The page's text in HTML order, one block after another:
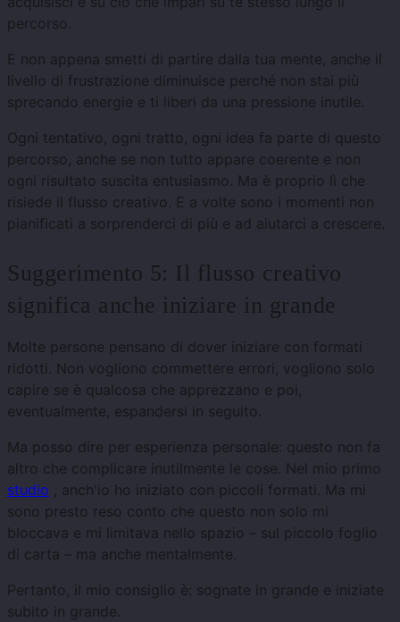
percorso.
E non appena smetti di partire dalla tua mente, anche il
livello di frustrazione diminuisce perché non stai più
sprecando energie e ti liberi da una pressione inutile.
Ogni tentativo, ogni tratto, ogni idea fa parte di questo
percorso, anche se non tutto appare coerente e non
ogni risultato suscita entusiasmo. Ma è proprio lì che
risiede il flusso creativo. E a volte sono i momenti non
pianificati a sorprenderci di più e ad aiutarci a crescere.
Suggerimento 5: Il flusso creativo
significa anche iniziare in grande
Molte persone pensano di dover iniziare con formati
ridotti. Non vogliono commettere errori, vogliono solo
capire se è qualcosa che apprezzano e poi,
eventualmente, espandersi in seguito.
Ma posso dire per esperienza personale: questo non fa
altro che complicare inutilmente le cose. Nel mio primo
studio , anch'io ho iniziato con piccoli formati. Ma mi
sono presto reso conto che questo non solo mi
bloccava e mi limitava nello spazio – sul piccolo foglio
di carta – ma anche mentalmente.
Pertanto, il mio consiglio è: sognate in grande e iniziate
subito in grande.